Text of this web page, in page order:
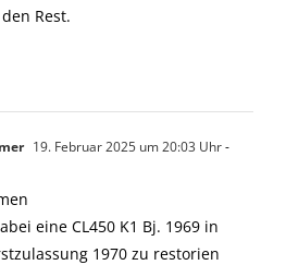
Rest.
19. Februar 2025 um 20:03 Uhr-
eine CL450 K1 Bj. 1969 in
1970 zu restorien